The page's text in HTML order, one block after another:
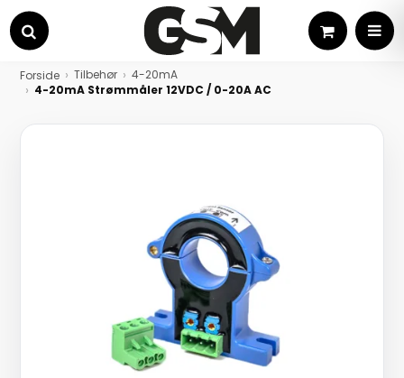
Søg
Kurv
Forside Tilbehør
4-20mA
4-20mA Strømmåler 12VDC / 0-20A AC